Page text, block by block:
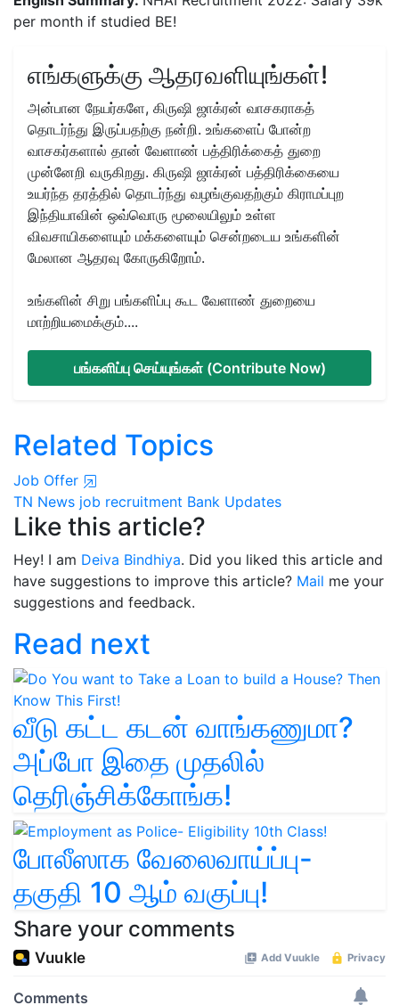
per month if studied BE!
எங்களுக்கு ஆதரவளியுங்கள்!
அன்பான நேயர்களே, கிருஷி ஜாக்ரன் வாசகராகத்
தொடர்ந்து இருப்பதற்கு நன்றி. உங்களைப் போன்ற
வாசகர்களால் தான் வேளாண் பத்திரிக்கைத் துறை
முன்னேறி வருகிறது. கிருஷி ஜாக்ரன் பத்திரிக்கையை
உயர்ந்த தரத்தில் தொடர்ந்து வழங்குவதற்கும் கிராமப்புற
இந்தியாவின் ஒவ்வொரு மூலையிலும் உள்ள
விவசாயிகளையும் மக்களையும் சென்றடைய உங்களின்
மேலான ஆதரவு கோருகிறோம்.
உங்களின் சிறு பங்களிப்பு கூட வேளாண் துறையை
மாற்றியமைக்கும்....
பங்களிப்பு செய்யுங்கள் (Contribute Now)
Related Topics
Job Offer
TN News job recruitment Bank Updates
Like this article?
Hey! I am Deiva Bindhiya. Did you liked this article and
have suggestions to improve this article? Mail me your
suggestions and feedback.
Read next
வீடு கட்ட கடன் வாங்கணுமா?
அப்போ இதை முதலில்
தெரிஞ்சிக்கோங்க!
போலீஸாக வேலைவாய்ப்பு-
தகுதி 10 ஆம் வகுப்பு!
Share your comments